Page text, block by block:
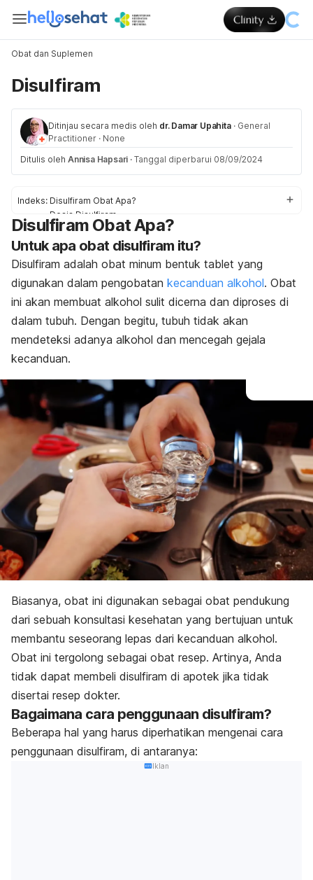
Obat dan Suplemen
Disulfiram
Ditinjau secara medis oleh dr. Damar Upahita · General
Practitioner · None
Ditulis oleh Annisa Hapsari · Tanggal diperbarui 08/09/2024
Indeks: Disulfiram Obat Apa?
Dosis Disulfiram
Efek samping Disulfiram
Peringatan dan Perhatian Obat Disulfiram
Interaksi Obat Disulfiram
Overdosis Disulfiram
Disulfiram Obat Apa?
Untuk apa obat disulfiram itu?
Disulfiram adalah obat minum bentuk tablet yang
digunakan dalam pengobatan kecanduan alkohol. Obat
ini akan membuat alkohol sulit dicerna dan diproses di
dalam tubuh. Dengan begitu, tubuh tidak akan
mendeteksi adanya alkohol dan mencegah gejala
kecanduan.
Biasanya, obat ini digunakan sebagai obat pendukung
dari sebuah konsultasi kesehatan yang bertujuan untuk
membantu seseorang lepas dari kecanduan alkohol.
Obat ini tergolong sebagai obat resep. Artinya, Anda
tidak dapat membeli disulfiram di apotek jika tidak
disertai resep dokter.
Bagaimana cara penggunaan disulfiram?
Beberapa hal yang harus diperhatikan mengenai cara
penggunaan disulfiram, di antaranya:
Iklan